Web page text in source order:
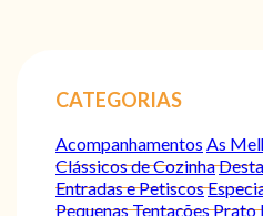
CATEGORIAS
Acompanhamentos As
Clássicos de Cozinha
Entradas e Petiscos
Pequenas TentaçõesPrato